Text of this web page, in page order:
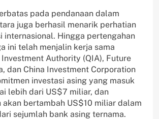
pada pendanaan dalam
juga berhasil menarik perhatian
internasional. Hingga pertengahan
ini telah menjalin kerja sama
Authority (QIA), Future
dan China Investment Corporation
investasi asing yang masuk
lebih dari US$7 miliar, dan
bertambah US$10 miliar dalam
sejumlah bank asing ternama.